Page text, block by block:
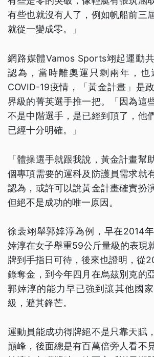
有些也就沒有人了，例如帆船前三
就從一變成零。」
網路媒體Vamos Sports翊起運動
認為，當時離奧運只剩兩年，也
COVID-19疫情，「黃金計畫」是
界級的菁英選手推一把。「因為這
不是中階選手，是已經到頂了，他
已經十分明確。」
「體操選手就跟我說，黃金計畫幫
個專項需要的運科及防護員需求就
認為，或許可以說黃金計畫確實扮
但絕不是成功的唯一原因。
徐裴翊舉郭婞淳為例，早在2014
婞淳在女子舉重59公斤量級的表現
牌到手指日可待，後來也證明，從
錄奪金，到今年四月在烏茲別克的
郭婞淳的能力早已強到讓其他國
級，避其鋒芒。
運動員能成功得牌絕不是只靠天賦
巔峰，後面總是有百萬倍旁人看不